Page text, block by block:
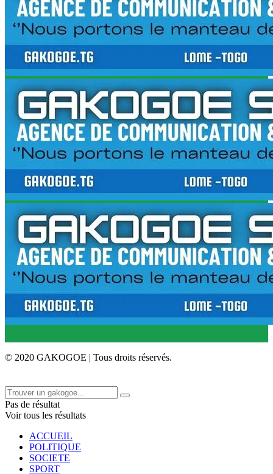
© 2020 GAKOGOE | Tous droits réservés.
Pas de résultat
Voir tous les résultats
ACCUEIL
POLITIQUE
SOCIETE
SPORT